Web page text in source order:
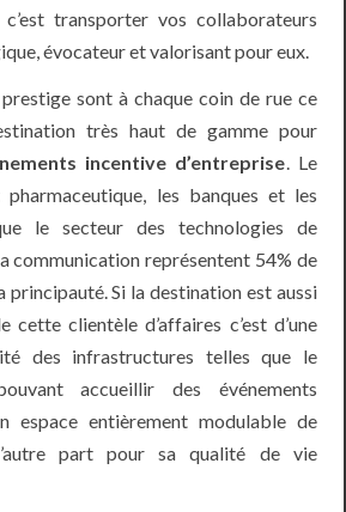
transporter vos collaborateurs
évocateur et valorisant pour eux.
sont à chaque coin de rue ce
très haut de gamme pour
incentive d’entreprise. Le
les banques et les
le secteur des technologies de
communication représentent 54% de
principauté. Si la destination est aussi
cette clientèle d’affaires c’est d’une
des infrastructures telles que le
accueillir des événements
espace entièrement modulable de
part pour sa qualité de vie